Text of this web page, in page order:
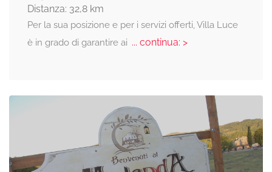
Distanza: 32,8 km
Per la sua posizione e per i servizi offerti, Villa Luce
è in grado di garantire ai ... continua: >